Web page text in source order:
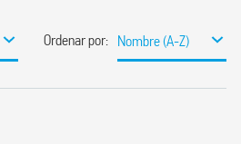
Ordenar por: Nombre (A-Z)